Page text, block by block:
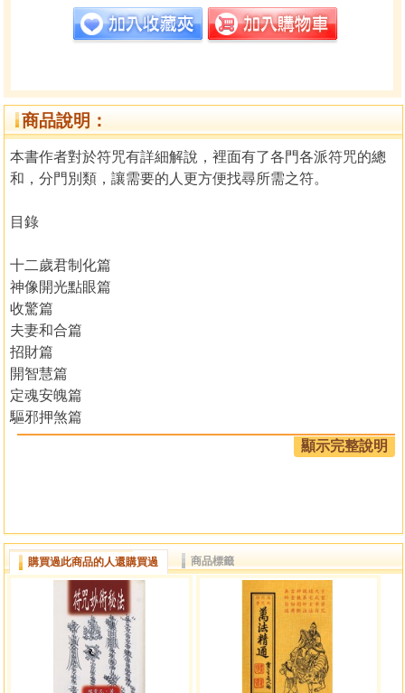
商品說明：
本書作者對於符咒有詳細解說，裡面有了各門各派符咒的總
和，分門別類，讓需要的人更方便找尋所需之符。
目錄
十二歲君制化篇
神像開光點眼篇
收驚篇
夫妻和合篇
招財篇
開智慧篇
定魂安魄篇
驅邪押煞篇
護身平安篇
畫符程序篇
附錄一補充資料
附錄二中壇元帥真經
顯示完整說明
購買過此商品的人還購買過 商品標籤